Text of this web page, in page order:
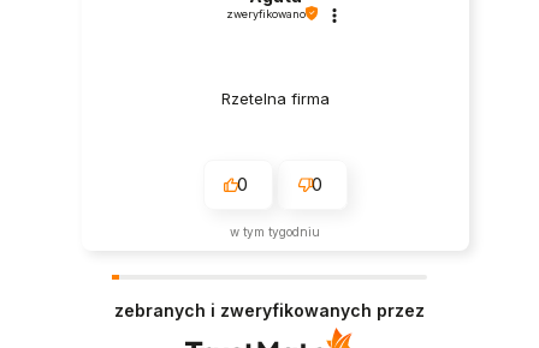
zweryfikowano
Rzetelna firma
0 0
w tym tygodniu
zebranych i zweryfikowanych przez